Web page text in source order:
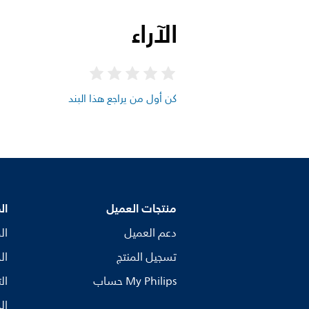
الآراء
كن أول من يراجع هذا البند
منتجات العميل
دعم العميل
تسجيل المنتج
My Philips حساب